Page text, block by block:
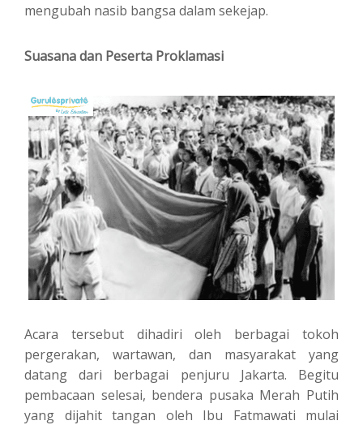
mengubah nasib bangsa dalam sekejap.
Suasana dan Peserta Proklamasi
Acara tersebut dihadiri oleh berbagai tokoh
pergerakan, wartawan, dan masyarakat yang
datang dari berbagai penjuru Jakarta. Begitu
pembacaan selesai, bendera pusaka Merah Putih
yang dijahit tangan oleh Ibu Fatmawati mulai